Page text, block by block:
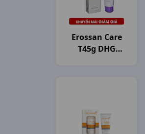
Erossan Care
T45g DHG